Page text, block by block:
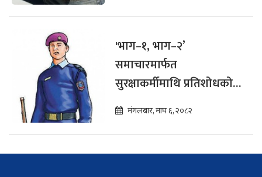
'भाग–१, भाग–२’
समाचारमार्फत
सुरक्षाकर्मीमाथि प्रतिशोधको
खेलमंगलबार, माघ ६, २०८२